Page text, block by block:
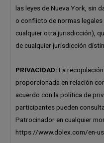
las leyes de Nueva York, sin
o conflicto de normas
cualquier otra jurisdicción),
de cualquier jurisdicción
PRIVACIDAD: La
proporcionada en relación
acuerdo con la política de
participantes pueden
Patrocinador en cualquier
https://www.dolex.com/en-